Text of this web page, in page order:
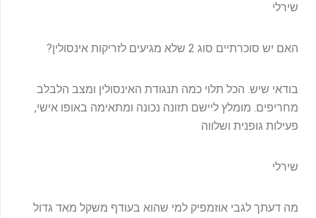
שירלי
האם יש סוכרתיים סוג 2 שלא מגיעים לזריקות אינסולין?
בודאי שיש. הכל תלוי כמה תנגודת האינסולין ומצב הלבלב
מחריפים. מומלץ ליישם תזונה נכונה ומתאימה באופו אישי,
פעילות גופנית ושלווה
שירלי
מה דעתך לגבי אוזמפיק למי שהוא בעודף משקל מאד גדול